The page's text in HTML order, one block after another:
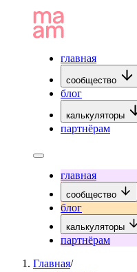
главная
сообщество
блог
калькуляторы
партнёрам
главная
сообщество
блог
калькуляторы
партнёрам
Главная/